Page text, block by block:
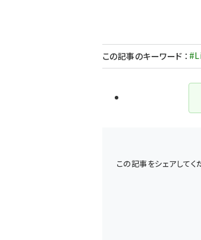
この記事のキーワード ：
この記事をシェアしてく